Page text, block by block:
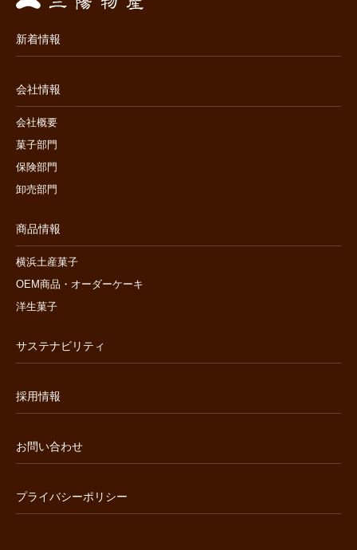
新着情報
会社情報
会社概要
菓子部門
保険部門
卸売部門
商品情報
横浜土産菓子
OEM商品・オーダーケーキ
洋生菓子
サステナビリティ
採用情報
お問い合わせ
プライバシーポリシー